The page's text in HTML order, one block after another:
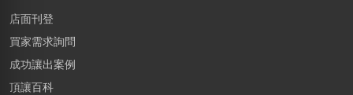
店面刊登
買家需求詢問
成功讓出案例
頂讓百科